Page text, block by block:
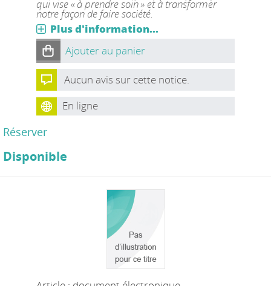
qui vise « à prendre soin » et à transformer
notre façon de faire société.
Plus d'information...
Ajouter au panier
Aucun avis sur cette notice.
En ligne
Réserver
Disponible